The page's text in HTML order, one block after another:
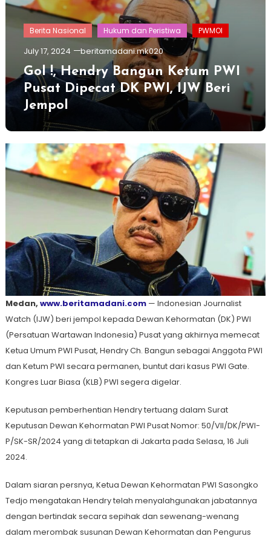
Berita Nasional Hukum dan Peristiwa PWMOI
July 17, 2024 beritamadani.mk020
Gol !, Hendry Bangun Ketum PWI
Pusat Dipecat DK PWI, IJW Beri
Jempol
Medan, www.beritamadani.com — Indonesian Journalist
Watch (IJW) beri jempol kepada Dewan Kehormatan (DK) PWI
(Persatuan Wartawan Indonesia) Pusat yang akhirnya memecat
Ketua Umum PWI Pusat, Hendry Ch. Bangun sebagai Anggota PWI
dan Ketum PWI secara permanen, buntut dari kasus PWI Gate.
Kongres Luar Biasa (KLB) PWI segera digelar.
Keputusan pemberhentian Hendry tertuang dalam Surat
Keputusan Dewan Kehormatan PWI Pusat Nomor: 50/VII/DK/PWI-
P/SK-SR/2024 yang di tetapkan di Jakarta pada Selasa, 16 Juli
2024.
Dalam siaran persnya, Ketua Dewan Kehormatan PWI Sasongko
Tedjo mengatakan Hendry telah menyalahgunakan jabatannya
dengan bertindak secara sepihak dan sewenang-wenang
dalam merombak susunan Dewan Kehormatan dan Pengurus